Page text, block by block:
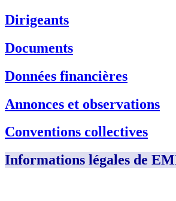
Dirigeants
Documents
Données financières
Annonces et observations
Conventions collectives
Informations légales de